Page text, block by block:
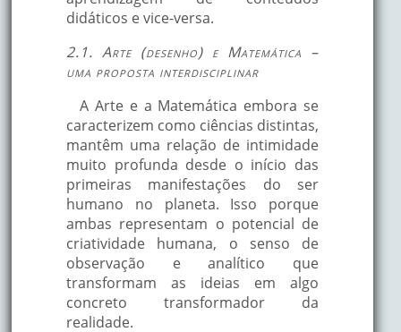
didáticos e vice-versa.
2.1. Arte (desenho) e Matemática –
uma proposta interdisciplinar
A Arte e a Matemática embora se
caracterizem como ciências distintas,
mantêm uma relação de intimidade
muito profunda desde o início das
primeiras manifestações do ser
humano no planeta. Isso porque
ambas representam o potencial de
criatividade humana, o senso de
observação e analítico que
transformam as ideias em algo
concreto transformador da
realidade.